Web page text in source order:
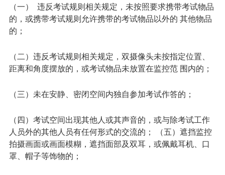
（一） 违反考试规则相关规定，未按照要求携带考试物品
的，或携带考试规则允许携带的考试物品以外的 其他物品
的；
（二）违反考试规则相关规定，双摄像头未按指定位置、
距离和角度摆放的，或考试物品未放置在监控范 围内的；
（三）未在安静、密闭空间内独自参加考试作答的；
（四）考试空间出现其他人或其声音的，或与除考试工作
人员外的其他人员有任何形式的交流的； （五）遮挡监控
拍摄画面或画面模糊，遮挡面部及双耳，或佩戴耳机、口
罩、帽子等饰物的；